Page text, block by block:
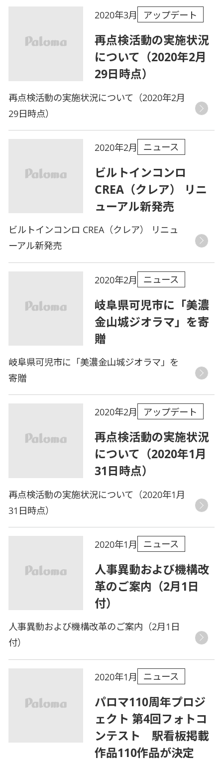
2020年3月 アップデート
再点検活動の実施状況
について（2020年2月
29日時点）
再点検活動の実施状況について（2020年2月
29日時点）
2020年2月 ニュース
ビルトインコンロ
CREA（クレア） リニ
ューアル新発売
ビルトインコンロ CREA（クレア） リニュ
ーアル新発売
2020年2月 ニュース
岐阜県可児市に「美濃
金山城ジオラマ」を寄
贈
岐阜県可児市に「美濃金山城ジオラマ」を
寄贈
2020年2月 アップデート
再点検活動の実施状況
について（2020年1月
31日時点）
再点検活動の実施状況について（2020年1月
31日時点）
2020年1月 ニュース
人事異動および機構改
革のご案内（2月1日
付）
人事異動および機構改革のご案内（2月1日
付）
2020年1月 ニュース
パロマ110周年プロジ
ェクト 第4回フォトコ
ンテスト 駅看板掲載
作品110作品が決定